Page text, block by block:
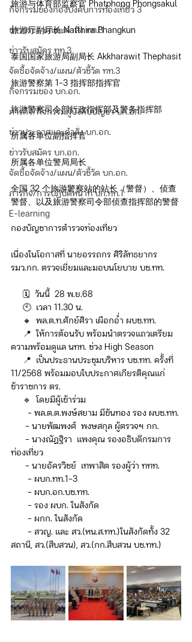
กิจกรรมของกองบังคับการท่องเที่ยว 3
ข่าวประกาศและคำสั่ง ทท.3
ข่าวรับสมัคร ทท.3
จัดซื้อจัดจ้าง/แผน/ตัวชี้วัด ทท.3
กิจกรรมของ บก.อก.
ภารกิจ/กิจกรรมผู้บังคับบัญชา บก.อก.
ข่าวประกาศและคำสั่ง บก.อก.
ข่าวรับสมัคร บก.อก.
จัดซื้อจัดจ้าง/แผน/ตัวชี้วัด บก.อก.
ภารกิจ/การปฏิบัติหน้าที่ บก.ทท.1
E-learning
旅游与体育部监察官 Phatphong Phongsakul
旅游厅副厅长 Natthira Phangkun
泰国国家旅游局副局长 Akkharawit Thephasit
旅游警察第 1–3 指挥部指挥官
旅游警察司令部行政指挥部及警务指挥部
所属各单位副指挥官
所属各单位警局局长
全国 32 个旅游警察站的站长（警督）、侦查
警督、以及旅游警察司令部侦查指挥部的警督
กองบัญชาการตำรวจท่องเที่ยว
เนื่องในโอกาสที่ นายอรรถกร ศิริลัทธยากร
รมว.กก. ตรวจเยี่ยมและมอบนโยบาย บช.ทท.
     🗓️  วันนี้  28 พ.ย.68
     🕙  เวลา 11.30 น.
     🔸  พล.ต.ท.ศักย์ศิรา เผือกอ่ำ ผบช.ทท.
ความพร้อมดูแล นทท. ช่วง High Season
11/2568 พร้อมมอบใบประกาศเกียรติคุณแก่
ข้าราชการ ตร.
     🔹️  โดยมีผู้เข้าร่วม
       - พล.ต.ต.พงษ์สยาม มีขันทอง รอง ผบช.ทท.
      - นายพัฒพงศ์  พงษสกุล ผู้ตรวจฯ กก.
ท่องเที่ยว
      - นายอัครวิชย์  เทพาสิต รองผู้ว่า ททท.
       - ผบก.ทท.1-3
       - ผบก.อก.บช.ทท.
       - รอง ผบก. ในสังกัด
       - ผกก. ในสังกัด
สถานี, สว.(สืบสวน), สว.(กก.สืบสวน บช.ทท.)